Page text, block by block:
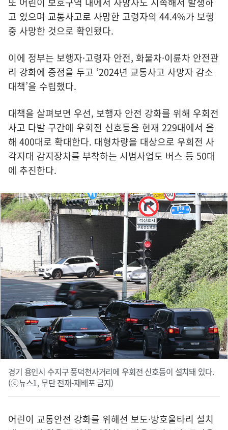
고 있으며 교통사고로 사망한 고령자의 44.4%가 보행
중 사망한 것으로 확인됐다.
이에 정부는 보행자·고령자 안전, 화물차·이륜차 안전관
리 강화에 중점을 두고 ‘2024년 교통사고 사망자 감소
대책’을 수립했다.
대책을 살펴보면 우선, 보행자 안전 강화를 위해 우회전
사고 다발 구간에 우회전 신호등을 현재 229대에서 올
해 400대로 확대한다. 대형차량을 대상으로 우회전 사
각지대 감지장치를 부착하는 시범사업도 버스 등 50대
에 추진한다.
경기 용인시 수지구 풍덕천사거리에 우회전 신호등이 설치돼 있다.
(ⓒ뉴스1, 무단 전재-재배포 금지)
어린이 교통안전 강화를 위해선 보도·방호울타리 설치